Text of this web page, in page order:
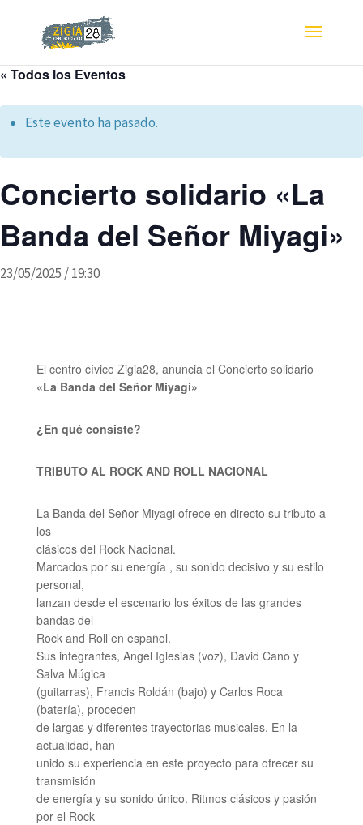
« Todos los Eventos
Este evento ha pasado.
Concierto solidario «La
Banda del Señor Miyagi»
23/05/2025 / 19:30
El centro cívico Zigia28, anuncia el Concierto solidario
«La Banda del Señor Miyagi»
¿En qué consiste?
TRIBUTO AL ROCK AND ROLL NACIONAL
La Banda del Señor Miyagi ofrece en directo su tributo a
los
clásicos del Rock Nacional.
Marcados por su energía , su sonido decisivo y su estilo
personal,
lanzan desde el escenario los éxitos de las grandes
bandas del
Rock and Roll en español.
Sus integrantes, Angel Iglesias (voz), David Cano y
Salva Múgica
(guitarras), Francis Roldán (bajo) y Carlos Roca
(batería), proceden
de largas y diferentes trayectorias musicales. En la
actualidad, han
unido su experiencia en este proyecto para ofrecer su
transmisión
de energía y su sonido único. Ritmos clásicos y pasión
por el Rock